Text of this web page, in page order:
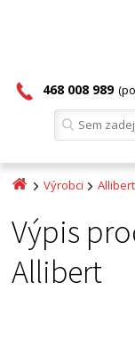
468 008 989
Výrobci Allibert
Výpis
Allibert